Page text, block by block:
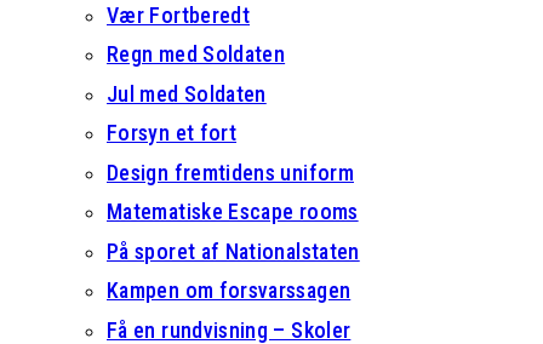
Vær Fortberedt
Regn med Soldaten
Jul med Soldaten
Forsyn et fort
Design fremtidens uniform
Matematiske Escape rooms
På sporet af Nationalstaten
Kampen om forsvarssagen
Få en rundvisning – Skoler